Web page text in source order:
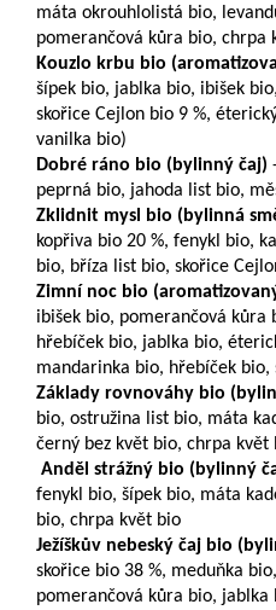
máta okrouhlolistá bio,
pomerančová kůra bio, chrpa
Kouzlo krbu bio
šípek bio, jablka bio, ibišek
skořice Cejlon bio 9 %,
vanilka bio)
Dobré ráno bio (bylinný čaj)
peprná bio, jahoda list bio,
Zklidnit mysl bio (bylinná
kopřiva bio 20 %, fenykl bio,
bio, bříza list bio, skořice
Zimní noc bio
ibišek bio, pomerančová kůra
hřebíček bio, jablka bio,
mandarinka bio, hřebíček
Základy rovnováhy bio
bio, ostružina list bio, máta
černý bez květ bio, chrpa květ
Anděl strážný bio (bylinný
fenykl bio, šípek bio, máta
bio, chrpa květ bio
Ježíškův nebeský čaj bio
skořice bio 38 %, meduňka
pomerančová kůra bio,